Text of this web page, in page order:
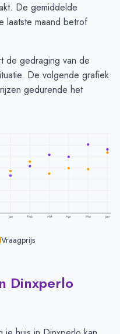
De gemiddelde
laatste maand betrof
de gedraging van de
De volgende grafiek
gedurende het
Jan Feb Mrt Apr Mei Jun
Vraagprijs
Dinxperlo